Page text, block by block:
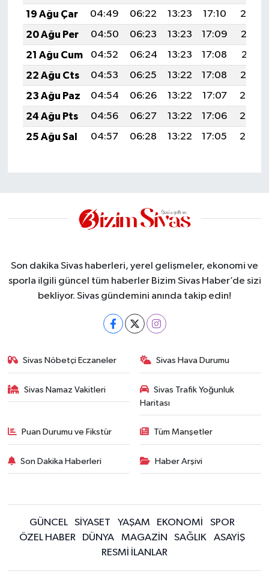
19 Ağu Çar
04:49 06:22 13:23 17:10
20:14
20 Ağu Per
04:50 06:23 13:23 17:09
20:13
21 Ağu Cum
04:52 06:24 13:23 17:08
20:11
22 Ağu Cts
04:53 06:25 13:22 17:08
20:10
23 Ağu Paz
04:54 06:26 13:22 17:07
20:08
24 Ağu Pts
04:56 06:27 13:22 17:06
20:07
25 Ağu Sal
04:57 06:28 13:22 17:05 20:05
Son dakika Sivas haberleri, yerel gelişmeler, ekonomi ve
sporla ilgili güncel tüm haberler Bizim Sivas Haber’de sizi
bekliyor. Sivas gündemini anında takip edin!
Sivas Nöbetçi Eczaneler Sivas Hava Durumu
Sivas Namaz Vakitleri
Sivas Trafik Yoğunluk
Haritası
Puan Durumu ve Fikstür Tüm Manşetler
Son Dakika Haberleri Haber Arşivi
GÜNCEL SİYASET YAŞAM EKONOMİ
SPOR
ÖZEL HABER
DÜNYA MAGAZİN SAĞLIK
ASAYİŞ
RESMİ İLANLAR